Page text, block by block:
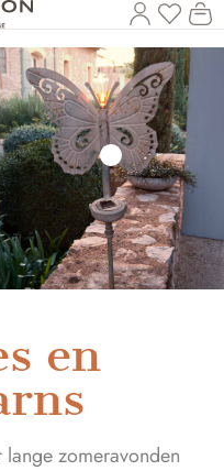
U
en
zomeravonden